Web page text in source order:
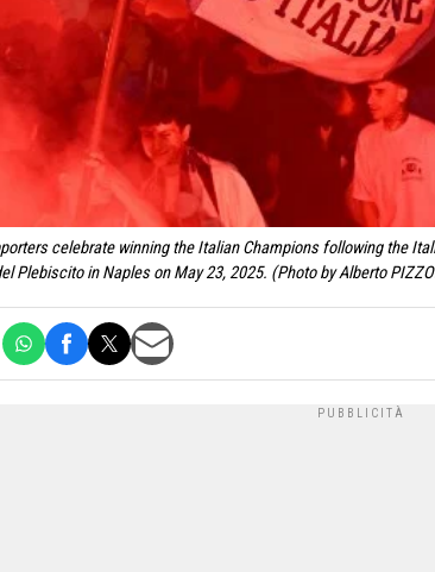
celebrate winning the Italian Champions following the
Plebiscito in Naples on May 23, 2025. (Photo by Alberto